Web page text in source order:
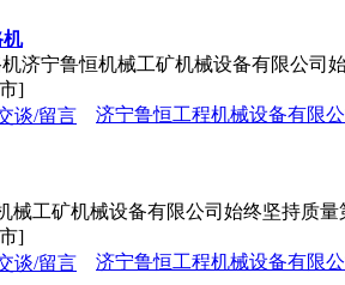
机
济宁鲁恒机械工矿机械设备有限公
]
济宁鲁恒工程机械设备有限公
械工矿机械设备有限公司始终坚持质
]
济宁鲁恒工程机械设备有限公